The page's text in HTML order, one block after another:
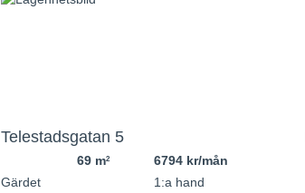
Telestadsgatan 5
69 m2
6794 kr/mån
Gärdet
1:a hand